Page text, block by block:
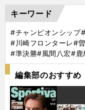
キーワード
#チャンピオンシップ
#川崎フロンターレ#
#準決勝#風間八宏#鹿
編集部のおすすめ